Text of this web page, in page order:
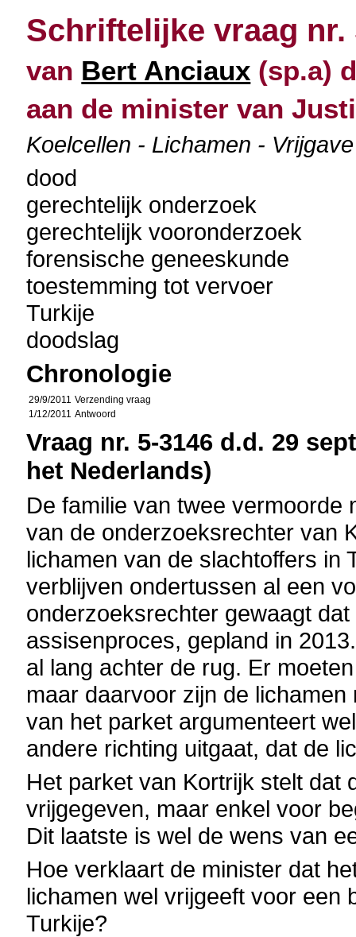
Schriftelijke vraag nr.
van Bert Anciaux (sp.a)
aan de minister van
Koelcellen - Lichamen -
dood
gerechtelijk onderzoek
gerechtelijk vooronderzoek
forensische geneeskunde
toestemming tot vervoer
Turkije
doodslag
Chronologie
29/9/2011 Verzending vraag
1/12/2011 Antwoord
Vraag nr. 5-3146 d.d. 29
het Nederlands)
De familie van twee
van de onderzoeksrechter van
lichamen van de slachtoffers in
verblijven ondertussen al een
onderzoeksrechter gewaagt
assisenproces, gepland in
al lang achter de rug. Er
maar daarvoor zijn de
van het parket argumenteert
andere richting uitgaat, dat de
Het parket van Kortrijk stelt dat
vrijgegeven, maar enkel voor
Dit laatste is wel de wens van
Hoe verklaart de minister dat
lichamen wel vrijgeeft voor een
Turkije?